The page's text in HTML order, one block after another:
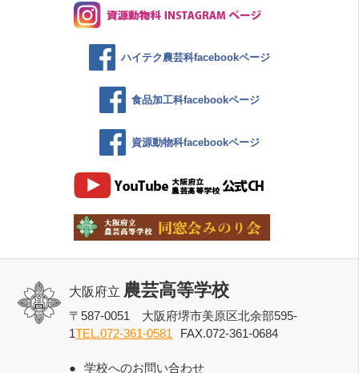
ハイテク農芸科facebookページ
食品加工科facebookページ
資源動物科facebookページ
大阪府立 農芸高等学校
〒587-0051 大阪府堺市美原区北余部595-
1TEL.072-361-0581 FAX.072-361-0684
学校へのお問い合わせ